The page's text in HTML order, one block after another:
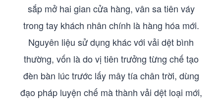
sắp mở hai gian cửa hàng, vân sa tiên váy
trong tay khách nhân chính là hàng hóa mới.
Nguyên liệu sử dụng khác với vải dệt bình
thường, vốn là do vị tiên trưởng từng chế tạo
đèn bàn lúc trước lấy mây tía chân trời, dùng
đạo pháp luyện chế mà thành vải dệt loại mới,